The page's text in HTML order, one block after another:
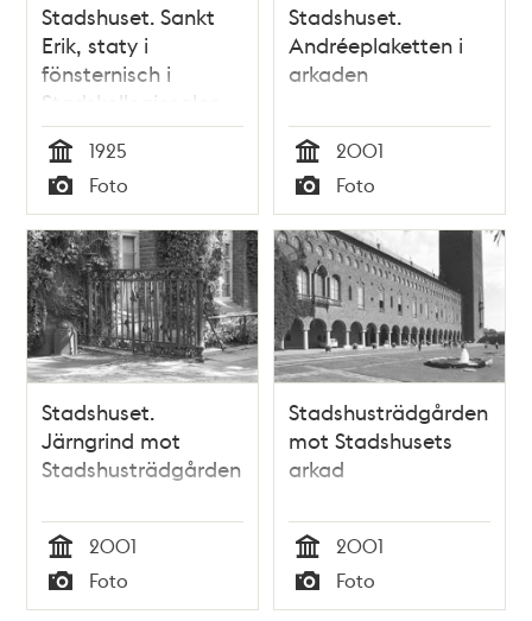
Stadshuset. Sankt
Erik, staty i
fönsternisch i
Stadskollegiesalen
Tid
1925
Typ
Foto
Stadshuset.
Andréeplaketten i
arkaden
Tid
2001
Typ
Foto
Stadshuset.
Järngrind mot
Stadshusträdgården
Tid
2001
Typ
Foto
Stadshusträdgården
mot Stadshusets
arkad
Tid
2001
Typ
Foto